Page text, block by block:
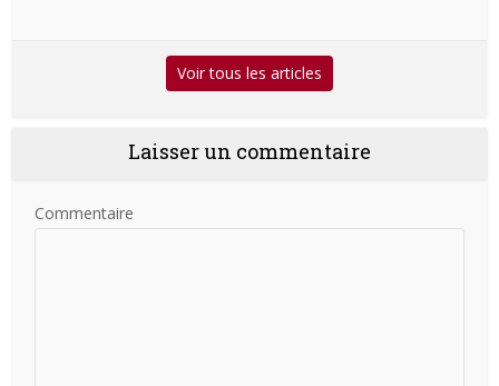
Voir tous les articles
Laisser un commentaire
Commentaire